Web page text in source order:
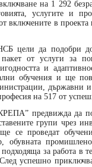
на 1 292
услугите и
включените в
да подобри
от услуги за
и
обучения и ще
държавни
на 517 от
предвижда да
групи чрез
се проведат
обувната
за работа в
успешно